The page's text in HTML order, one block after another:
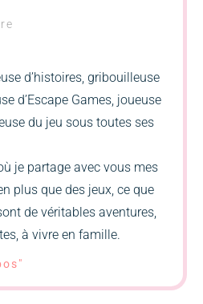
d’histoires, gribouilleuse
d’Escape Games, joueuse
du jeu sous toutes ses
je partage avec vous mes
plus que des jeux, ce que
de véritables aventures,
à vivre en famille.